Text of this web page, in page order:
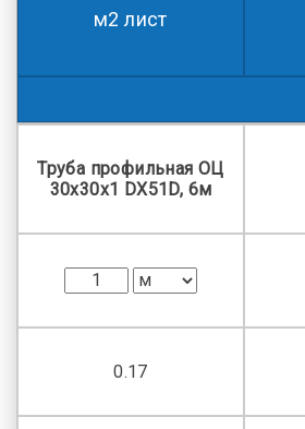
м2 лист
Труба профильная ОЦ
30x30x1 DX51D, 6м
0.17